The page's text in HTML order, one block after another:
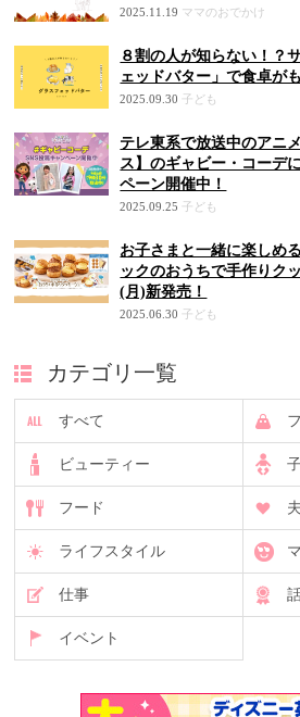
2025.11.19 ママのおでかけ
８割の人が知らない！？
ェッドバター」で食卓が
2025.09.30 子ども
テレ東系で放送中のアニ
ス】のギャビー・コーデ
ペーン開催中！
2025.09.25 子ども
お子さまと一緒に楽しめ
ックのおうちで手作りク
(月)新発売！
2025.06.30 子ども
カテゴリ一覧
すべて
ビューティー
フード
ライフスタイル
仕事
イベント